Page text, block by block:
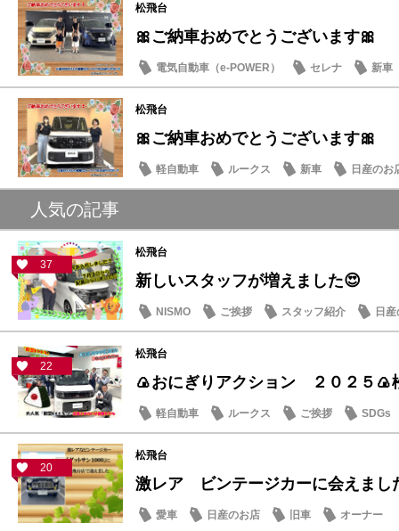
松飛台
🎀ご納車おめでとうございます🎀
電気自動車（e-POWER） セレナ 新車
松飛台
🎀ご納車おめでとうございます🎀
軽自動車 ルークス 新車 日産のお
人気の記事
37
松飛台
新しいスタッフが増えました😍
NISMO ご挨拶 スタッフ紹介 日
22
松飛台
🍙おにぎりアクション ２０２５🍙
軽自動車 ルークス ご挨拶 SDGs
20
松飛台
激レア ビンテージカーに会えまし
愛車 日産のお店 旧車 オーナー